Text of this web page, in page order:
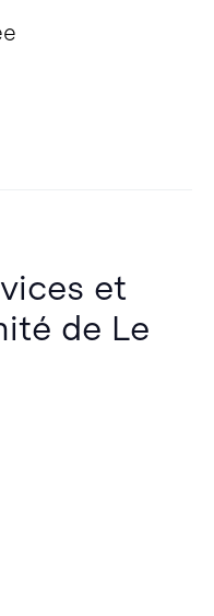
et
de Le